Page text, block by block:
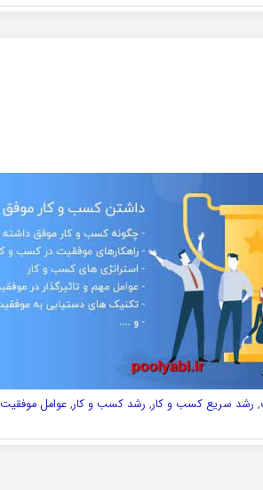
, رشد سریع کسب و کار, رشد کسب و کار,عوامل موفقیت